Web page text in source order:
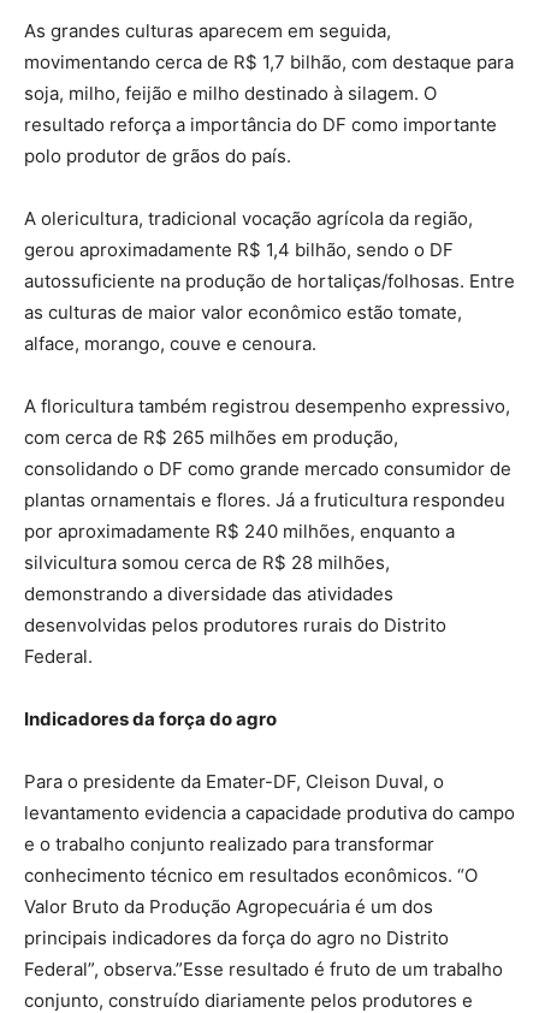
As grandes culturas aparecem em seguida,
movimentando cerca de R$ 1,7 bilhão, com destaque para
soja, milho, feijão e milho destinado à silagem. O
resultado reforça a importância do DF como importante
polo produtor de grãos do país.
A olericultura, tradicional vocação agrícola da região,
gerou aproximadamente R$ 1,4 bilhão, sendo o DF
autossuficiente na produção de hortaliças/folhosas. Entre
as culturas de maior valor econômico estão tomate,
alface, morango, couve e cenoura.
A floricultura também registrou desempenho expressivo,
com cerca de R$ 265 milhões em produção,
consolidando o DF como grande mercado consumidor de
plantas ornamentais e flores. Já a fruticultura respondeu
por aproximadamente R$ 240 milhões, enquanto a
silvicultura somou cerca de R$ 28 milhões,
demonstrando a diversidade das atividades
desenvolvidas pelos produtores rurais do Distrito
Federal.
Indicadores da força do agro
Para o presidente da Emater-DF, Cleison Duval, o
levantamento evidencia a capacidade produtiva do campo
e o trabalho conjunto realizado para transformar
conhecimento técnico em resultados econômicos. “O
Valor Bruto da Produção Agropecuária é um dos
principais indicadores da força do agro no Distrito
Federal”, observa.”Esse resultado é fruto de um trabalho
conjunto, construído diariamente pelos produtores e